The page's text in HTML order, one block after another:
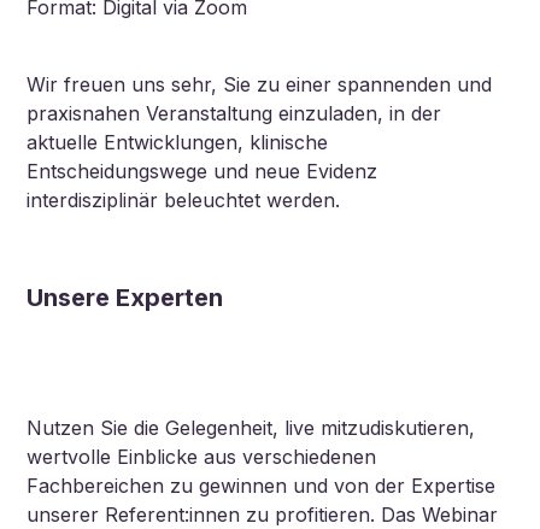
Format: Digital via Zoom
Wir freuen uns sehr, Sie zu einer spannenden und
praxisnahen Veranstaltung einzuladen, in der
aktuelle Entwicklungen, klinische
Entscheidungswege und neue Evidenz
interdisziplinär beleuchtet werden.
Unsere Experten
Nutzen Sie die Gelegenheit, live mitzudiskutieren,
wertvolle Einblicke aus verschiedenen
Fachbereichen zu gewinnen und von der Expertise
unserer Referent:innen zu profitieren. Das Webinar